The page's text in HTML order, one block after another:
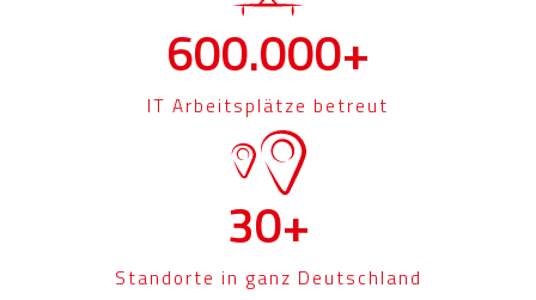
600.000+
IT Arbeitsplätze betreut
30+
Standorte in ganz Deutschland